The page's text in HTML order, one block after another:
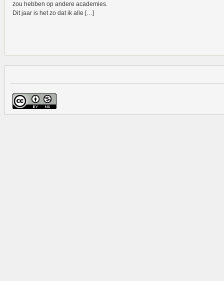
zou hebben op andere academies.
Dit jaar is het zo dat ik alle […]